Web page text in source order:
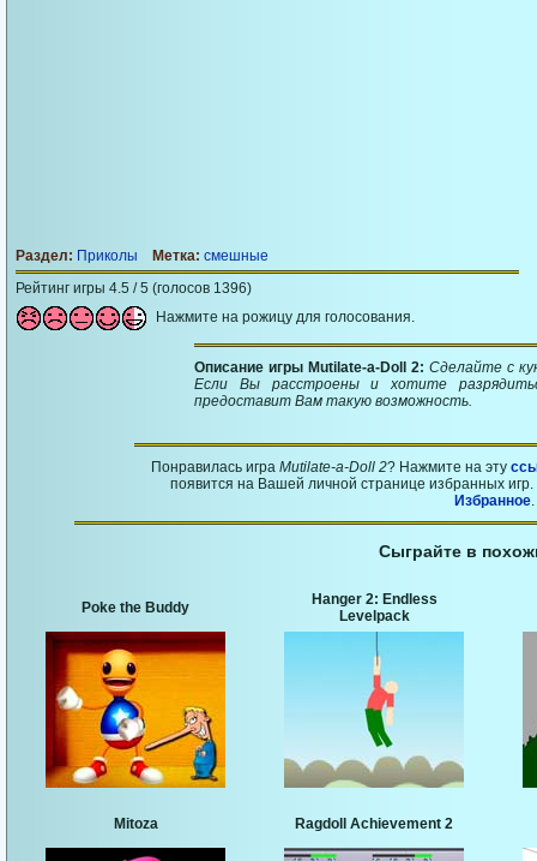
Раздел: Приколы Метка: смешные
Рейтинг игры 4.5 / 5 (голосов 1396)
Нажмите на рожицу для голосования.
Описание игры Mutilate-a-Doll 2: Сделайте с
Если Вы расстроены и хотите
предоставит Вам такую возможность.
Понравилась игра Mutilate-a-Doll 2? Нажмите на эту
появится на Вашей личной странице избранных
Избранное.
Сыграйте в
Poke the Buddy
Hanger 2: Endless
Levelpack
Mitoza Ragdoll Achievement 2